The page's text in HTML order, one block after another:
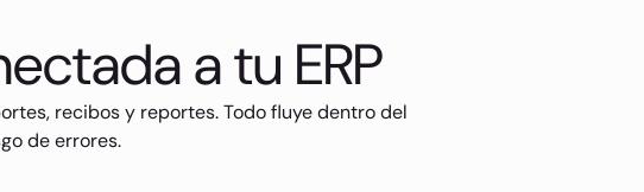
a tu ERP
recibos y reportes. Todo fluye dentro del
de errores.